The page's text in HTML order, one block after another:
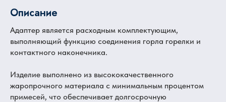
Описание
Адаптер является расходным комплектующим,
выполняющий функцию соединения горла горелки и
контактного наконечника.
Изделие выполнено из высококачественного
жаропрочного материала с минимальным процентом
примесей, что обеспечивает долгосрочную